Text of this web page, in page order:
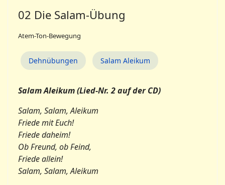
02 Die Salam-Übung
Atem-Ton-Bewegung
Dehnübungen Salam Aleikum
Salam Aleikum (Lied-Nr. 2 auf der CD)
Salam, Salam, Aleikum
Friede mit Euch!
Friede daheim!
Ob Freund, ob Feind,
Friede allein!
Salam, Salam, Aleikum